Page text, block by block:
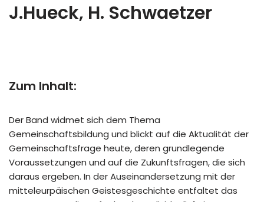
J.Hueck, H. Schwaetzer
Zum Inhalt:
Der Band widmet sich dem Thema
Gemeinschaftsbildung und blickt auf die Aktualität der
Gemeinschaftsfrage heute, deren grundlegende
Voraussetzungen und auf die Zukunftsfragen, die sich
daraus ergeben. In der Auseinandersetzung mit der
mitteleurpäischen Geistesgeschichte entfaltet das